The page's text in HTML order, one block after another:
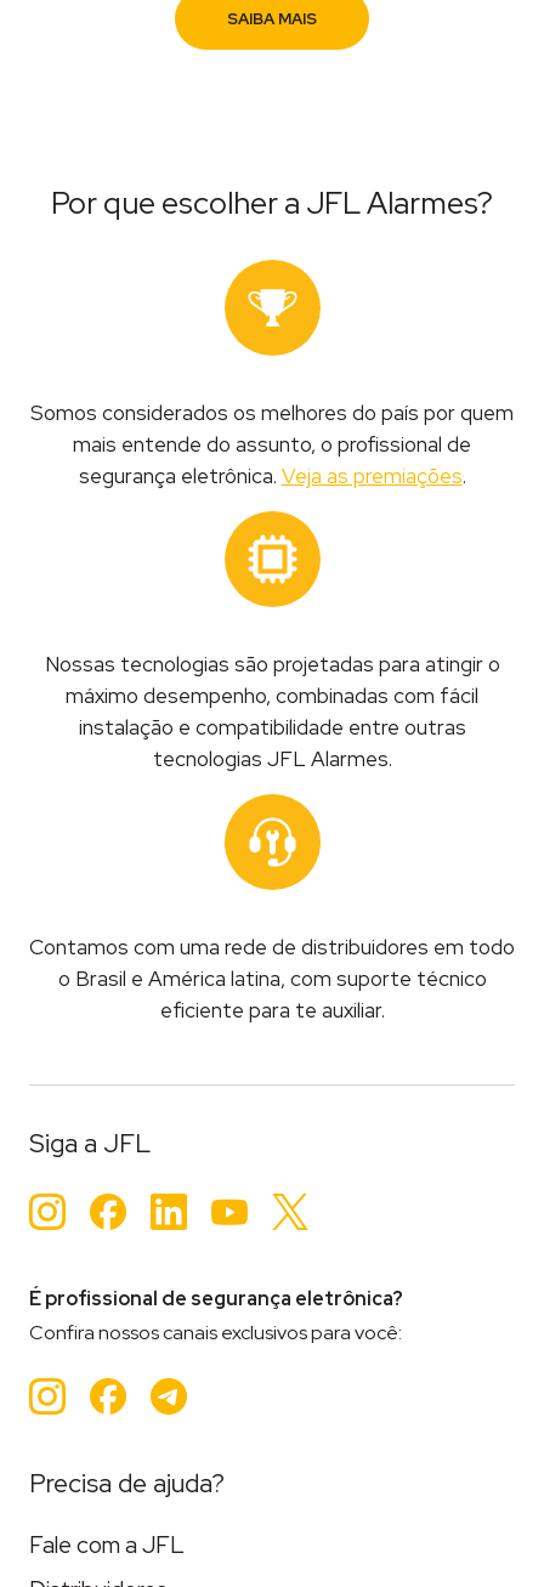
SAIBA MAIS
Por que escolher a JFL Alarmes?
Somos considerados os melhores do país por quem
mais entende do assunto, o profissional de
segurança eletrônica. Veja as premiações.
Nossas tecnologias são projetadas para atingir o
máximo desempenho, combinadas com fácil
instalação e compatibilidade entre outras
tecnologias JFL Alarmes.
Contamos com uma rede de distribuidores em todo
o Brasil e América latina, com suporte técnico
eficiente para te auxiliar.
Siga a JFL
Instagram
Facebook
LinkedInYouTube
É profissional de segurança eletrônica?
Confira nossos canais exclusivos para você:
Instagram
Facebook
Teleram
Precisa de ajuda?
Fale com a JFL